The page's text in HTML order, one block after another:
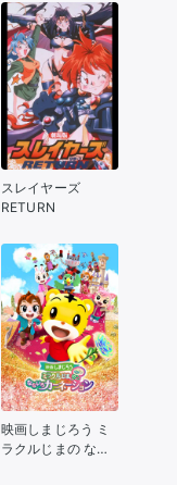
スレイヤーズ
RETURN
映画しまじろう ミ
ラクルじまの なな